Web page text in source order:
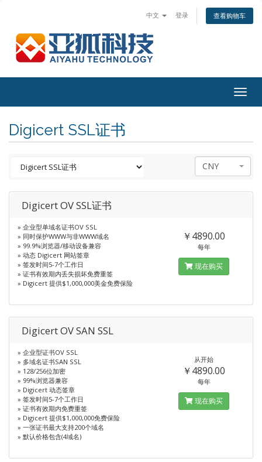
中文 登录 查看购物车
Digicert SSL证书
CNY
Digicert OV SSL证书
» 企业型单域名证书OV SSL
» 同时保护WWW与非WWW域名
» 99.9%浏览器/移动设备兼容
» 动态 Digicert 网站签章
» 签发时间5-7个工作日
» 证书有效期内丢失损坏免费重签
» Digicert 提供$1,000,000美金免费保险
￥4890.00
每年
现在购买
Digicert OV SAN SSL
» 企业型证书OV SSL
» 多域名证书SAN SSL
» 128/256位加密
» 99%浏览器兼容
» Digicert 动态签章
» 签发时间5-7个工作日
» 证书有效期内免费重签
» Digicert 提供$1,000,000免费保险
» 一张证书最大支持200个域名
» 默认价格包含(4域名)
从开始
￥4890.00
每年
现在购买